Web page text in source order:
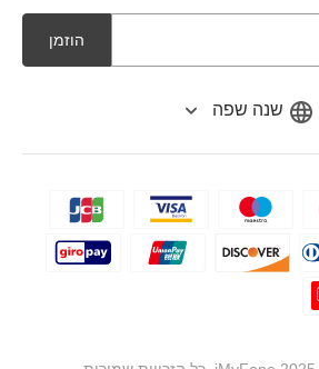
שנה שפה
הוזמן